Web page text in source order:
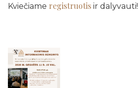
Kviečiame registruotis ir dalyvauti!